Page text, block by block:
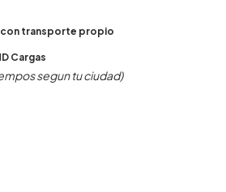
con transporte propio
Cargas
segun tu ciudad)